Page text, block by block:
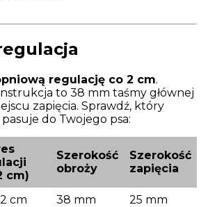
regulację co 2 cm.
to 38 mm taśmy głównej
zapięcia. Sprawdź, który
do Twojego psa:
cm)
Szerokość
obroży
Szerokość
zapięcia
cm 38 mm
25 mm